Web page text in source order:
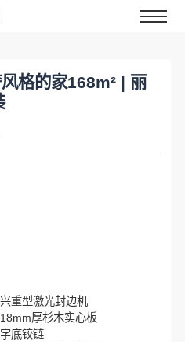
格的家168m² | 丽
重型激光封边机
厚杉木实心板
底铰链